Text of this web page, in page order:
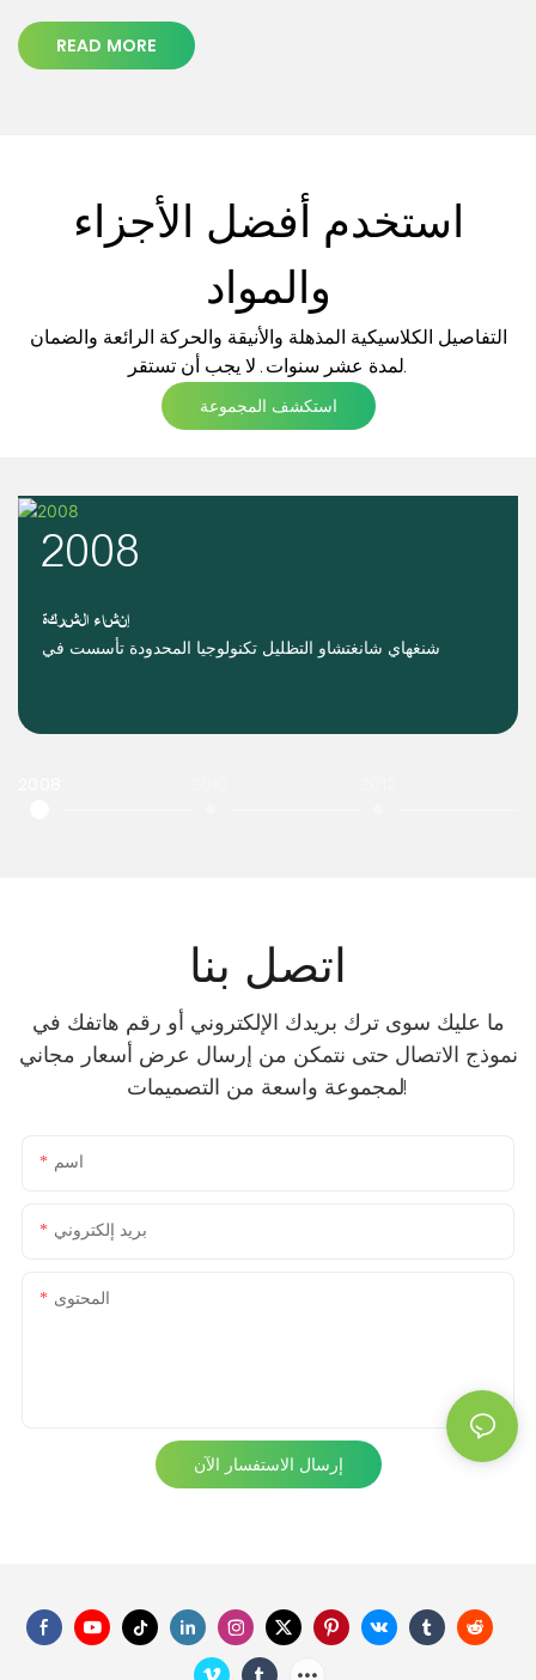
READ MORE
استخدم أفضل الأجزاء
والمواد
التفاصيل الكلاسيكية المذهلة والأنيقة والحركة الرائعة والضمان
لمدة عشر سنوات. لا يجب أن تستقر.
استكشف المجموعة
2008
إنشاء الشركة
شنغهاي شانغتشاو التظليل تكنولوجيا المحدودة تأسست في
اتصل بنا
ما عليك سوى ترك بريدك الإلكتروني أو رقم هاتفك في
نموذج الاتصال حتى نتمكن من إرسال عرض أسعار مجاني
لمجموعة واسعة من التصميمات!
اسم
بريد إلكتروني
المحتوى
إرسال الاستفسار الآن